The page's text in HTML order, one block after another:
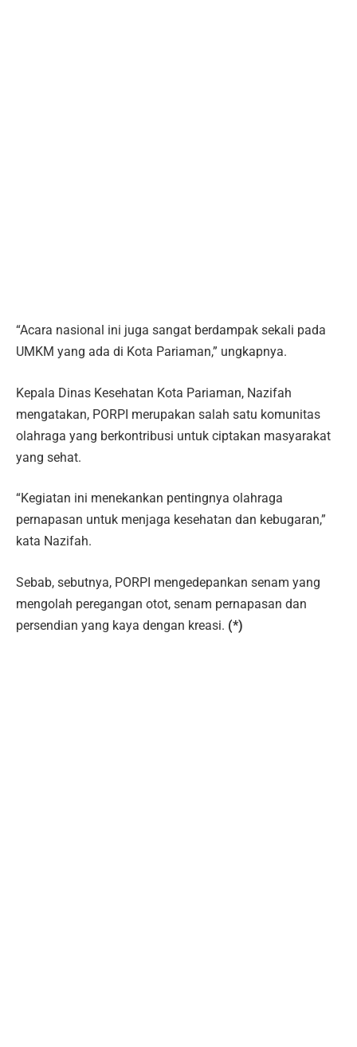
“Acara nasional ini juga sangat berdampak sekali pada
UMKM yang ada di Kota Pariaman,” ungkapnya.
Kepala Dinas Kesehatan Kota Pariaman, Nazifah
mengatakan, PORPI merupakan salah satu komunitas
olahraga yang berkontribusi untuk ciptakan masyarakat
yang sehat.
“Kegiatan ini menekankan pentingnya olahraga
pernapasan untuk menjaga kesehatan dan kebugaran,”
kata Nazifah.
Sebab, sebutnya, PORPI mengedepankan senam yang
mengolah peregangan otot, senam pernapasan dan
persendian yang kaya dengan kreasi. (*)